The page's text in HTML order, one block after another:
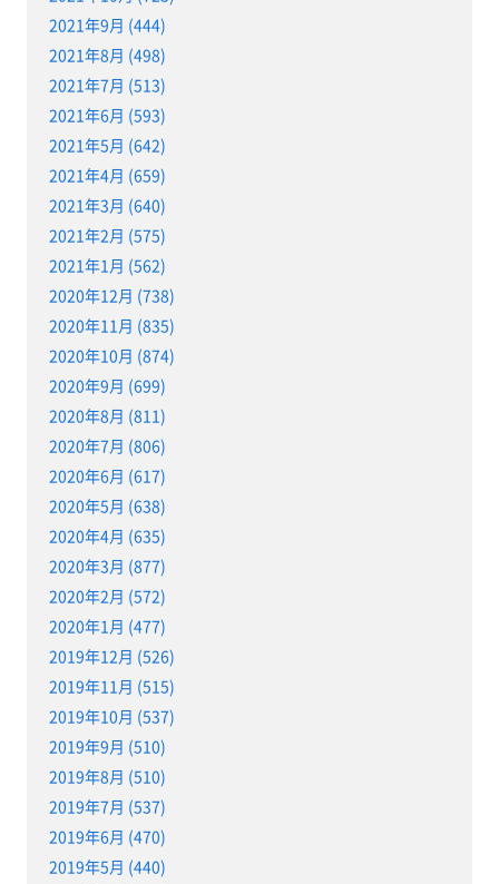
2021年9月 (444)
2021年8月 (498)
2021年7月 (513)
2021年6月 (593)
2021年5月 (642)
2021年4月 (659)
2021年3月 (640)
2021年2月 (575)
2021年1月 (562)
2020年12月 (738)
2020年11月 (835)
2020年10月 (874)
2020年9月 (699)
2020年8月 (811)
2020年7月 (806)
2020年6月 (617)
2020年5月 (638)
2020年4月 (635)
2020年3月 (877)
2020年2月 (572)
2020年1月 (477)
2019年12月 (526)
2019年11月 (515)
2019年10月 (537)
2019年9月 (510)
2019年8月 (510)
2019年7月 (537)
2019年6月 (470)
2019年5月 (440)